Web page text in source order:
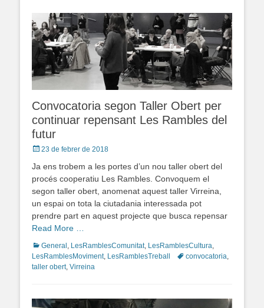
Convocatoria segon Taller Obert per
continuar repensant Les Rambles del
futur
Posted
23 de febrer de 2018
Ja ens trobem a les portes d’un nou taller obert del
procés cooperatiu Les Rambles. Convoquem el
segon taller obert, anomenat aquest taller Virreina,
un espai on tota la ciutadania interessada pot
prendre part en aquest projecte que busca repensar
Read More …
Categories
General, LesRamblesComunitat, LesRamblesCultura,
LesRamblesMoviment, LesRamblesTreball Tagsconvocatoria,
taller obert, Virreina